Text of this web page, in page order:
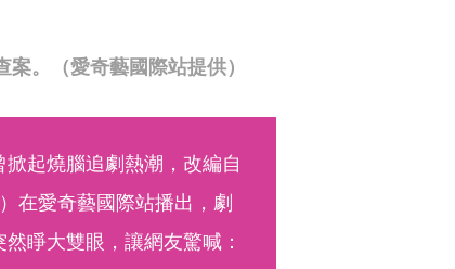
。（愛奇藝國際站提供）
起燒腦追劇熱潮，改編自
在愛奇藝國際站播出，劇
睜大雙眼，讓網友驚喊：